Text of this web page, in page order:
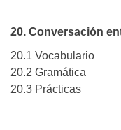
20. Conversación
20.1 Vocabulario
20.2 Gramática
20.3 Prácticas